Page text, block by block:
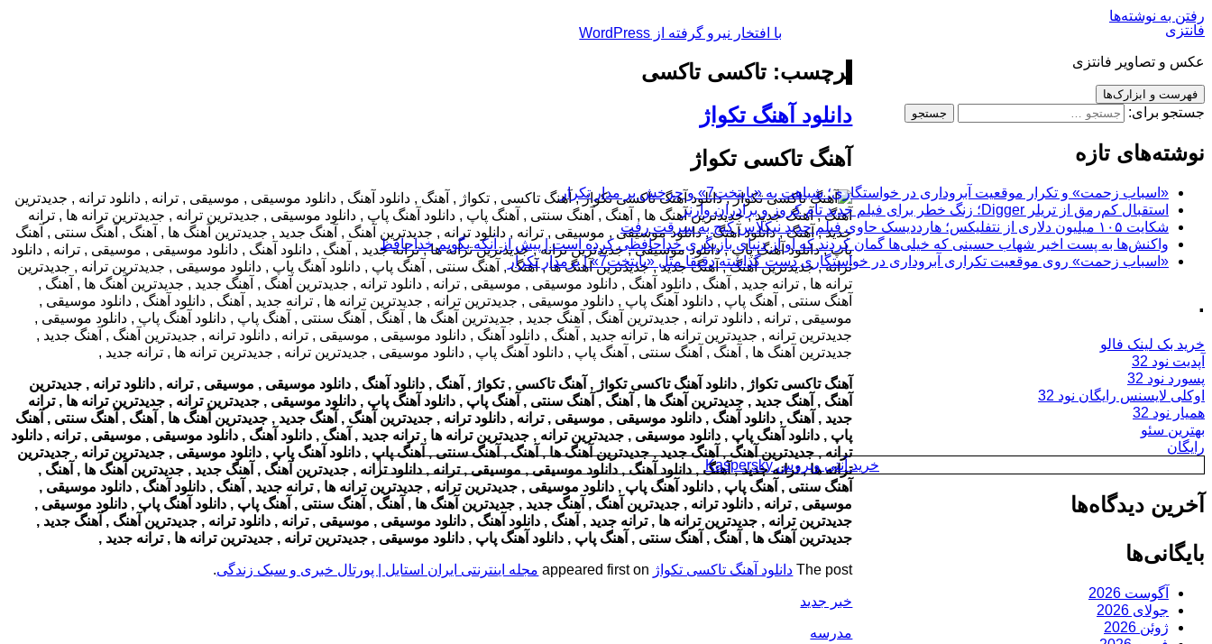
رفتن به نوشته‌ها
فانتزی
عکس و تصاویر فانتزی
فهرست و ابزارک‌ها
جستجو برای:
نوشته‌های تازه
«اسباب زحمت» و تکرار موقعیت آبروداری در خواستگاری؛ شباهت به «پایتخت7» و چرخش بر مدار تکرار
استقبال کم‌رمق از تریلر Digger؛ زنگ خطر برای فیلم جدید تام کروز و برادران وارنر
شکایت ۱۰۵ میلیون دلاری از نتفلیکس؛ هارددیسک حاوی فیلم جدید نیکلاس کیج به سرقت رفت
واکنش‌ها به پست اخیر شهاب حسینی که خیلی‌ها گمان کردند که او از دنیای بازیگری خداحافظی کرده است | پیش از آنکه بگویم خداحافظ
«اسباب زحمت» روی موقعیت تکراری آبروداری در خواستگاری دست گذاشته دقیقا مثل «پایتخت7» | برمدار تکرار
.
خرید بک لینک فالو
آپدیت نود 32
پسورد نود 32
اوکلی لایسنس رایگان نود 32
همیار نود 32
بهترین سئو
رایگان
خرید آنتی ویروس Kaspersky
آخرین دیدگاه‌ها
بایگانی‌ها
آگوست 2026
جولای 2026
ژوئن 2026
برچسب: تاکسی تاکسی
دانلود آهنگ تکواژ
آهنگ تاکسی تکواژ
آهنگ تاکسی تکواژ , دانلود آهنگ تاکسی تکواژ , آهنگ تاکسی , تکواژ , آهنگ , دانلود آهنگ , دانلود موسیقی , موسیقی , ترانه , دانلود ترانه , جدیدترین
آهنگ , آهنگ جدید , جدیدترین آهنگ ها , آهنگ , آهنگ سنتی , آهنگ پاپ , دانلود آهنگ پاپ , دانلود موسیقی , جدیدترین ترانه , جدیدترین ترانه ها , ترانه
جدید , آهنگ , دانلود آهنگ , دانلود موسیقی , موسیقی , ترانه , دانلود ترانه , جدیدترین آهنگ , آهنگ جدید , جدیدترین آهنگ ها , آهنگ , آهنگ سنتی , آهنگ
پاپ , دانلود آهنگ پاپ , دانلود موسیقی , جدیدترین ترانه , جدیدترین ترانه ها , ترانه جدید , آهنگ , دانلود آهنگ , دانلود موسیقی , موسیقی , ترانه , دانلود
ترانه , جدیدترین آهنگ , آهنگ جدید , جدیدترین آهنگ ها , آهنگ , آهنگ سنتی , آهنگ پاپ , دانلود آهنگ پاپ , دانلود موسیقی , جدیدترین ترانه , جدیدترین
ترانه ها , ترانه جدید , آهنگ , دانلود آهنگ , دانلود موسیقی , موسیقی , ترانه , دانلود ترانه , جدیدترین آهنگ , آهنگ جدید , جدیدترین آهنگ ها , آهنگ ,
آهنگ سنتی , آهنگ پاپ , دانلود آهنگ پاپ , دانلود موسیقی , جدیدترین ترانه , جدیدترین ترانه ها , ترانه جدید , آهنگ , دانلود آهنگ , دانلود موسیقی ,
موسیقی , ترانه , دانلود ترانه , جدیدترین آهنگ , آهنگ جدید , جدیدترین آهنگ ها , آهنگ , آهنگ سنتی , آهنگ پاپ , دانلود آهنگ پاپ , دانلود موسیقی ,
جدیدترین ترانه , جدیدترین ترانه ها , ترانه جدید , آهنگ , دانلود آهنگ , دانلود موسیقی , موسیقی , ترانه , دانلود ترانه , جدیدترین آهنگ , آهنگ جدید ,
جدیدترین آهنگ ها , آهنگ , آهنگ سنتی , آهنگ پاپ , دانلود آهنگ پاپ , دانلود موسیقی , جدیدترین ترانه , جدیدترین ترانه ها , ترانه جدید ,
The post دانلود آهنگ تاکسی تکواژ مجله اینترنتی ایران استایل | پورتال خبری و سبک زندگی.
خبر جدید
مدرسه
با افتخار نیرو گرفته از WordPress